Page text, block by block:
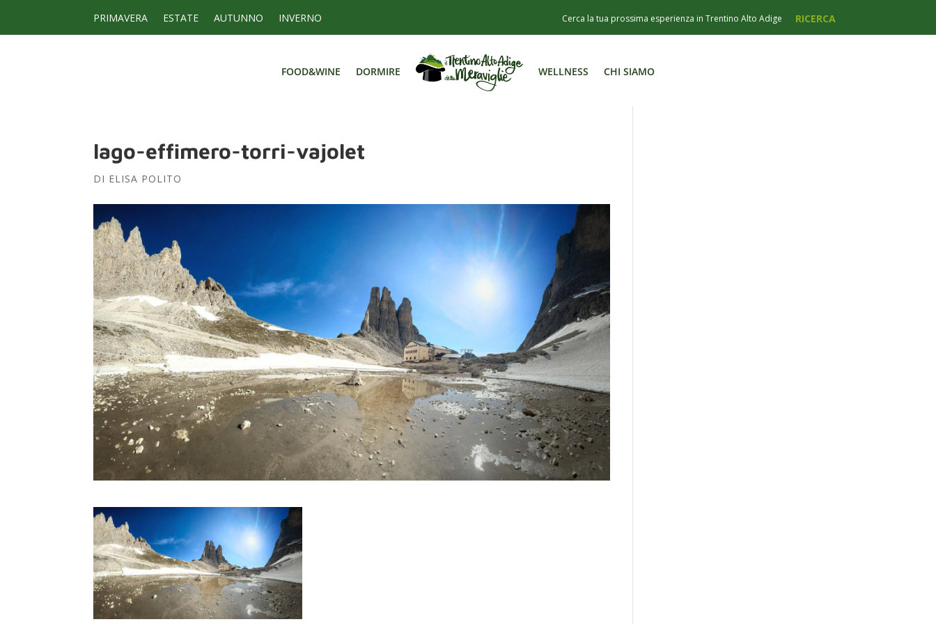
PRIMAVERA ESTATE AUTUNNO INVERNO
FOOD&WINE DORMIRE WELLNESS CHI SIAMO
FOOD&WINE DORMIRE WELLNESS CHI SIAMO
lago-effimero-torri-vajolet
DI ELISA POLITO